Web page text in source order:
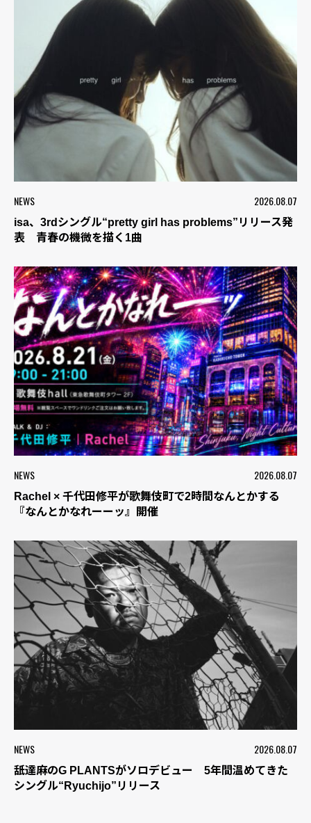
NEWS 2026.08.07
isa、3rdシングル“pretty girl has problems”リリース発
表 青春の機微を描く1曲
NEWS 2026.08.07
Rachel × 千代田修平が歌舞伎町で2時間なんとかする
『なんとかなれーーッ』開催
NEWS 2026.08.07
舐達麻のG PLANTSがソロデビュー 5年間温めてきた
シングル“Ryuchijo”リリース